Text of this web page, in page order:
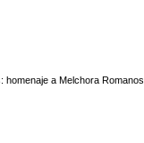
homenaje a Melchora Romanos